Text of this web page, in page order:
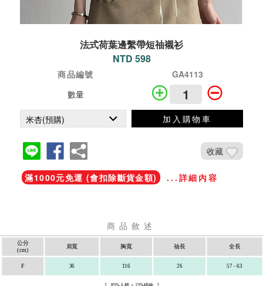
法式荷葉邊繫帶短䄂襯衫
NTD 598
商品編號
GA4113
數量
加入購物車
收藏
滿1000元免運 (會扣除斷貨金額) ...詳細內容
商品敘述